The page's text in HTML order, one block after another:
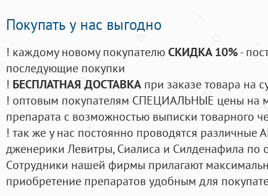
Покупать у нас выгодно
! каждому новому покупателюСКИДКА 10%-
последующие покупки
! БЕСПЛАТНАЯ ДОСТАВКА при заказе товара на
! оптовым покупателям СПЕЦИАЛЬНЫЕ цены на
препарата с возможностью выписки товарного
! так же у нас постоянно проводятся
дженерики Левитры, Сиалиса и Силденафила по
Cотрудники нашей фирмы прилагают
приобретение препаратов удобным для